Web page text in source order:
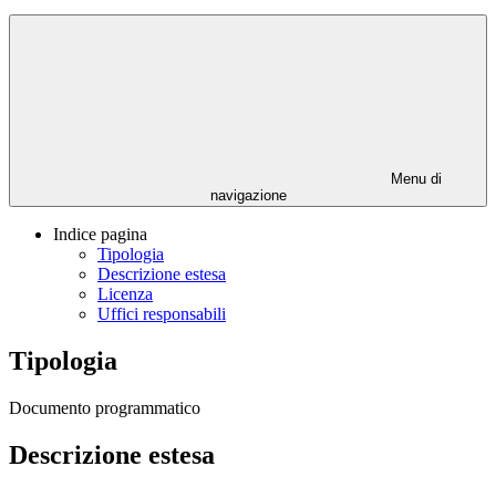
Menu di
navigazione
Indice pagina
Tipologia
Descrizione estesa
Licenza
Uffici responsabili
Tipologia
Documento programmatico
Descrizione estesa